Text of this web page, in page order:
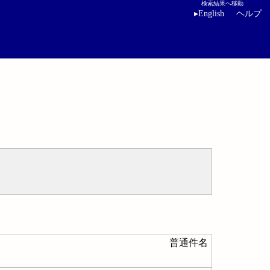
検索結果へ移動
▸English ヘルプ
普通件名